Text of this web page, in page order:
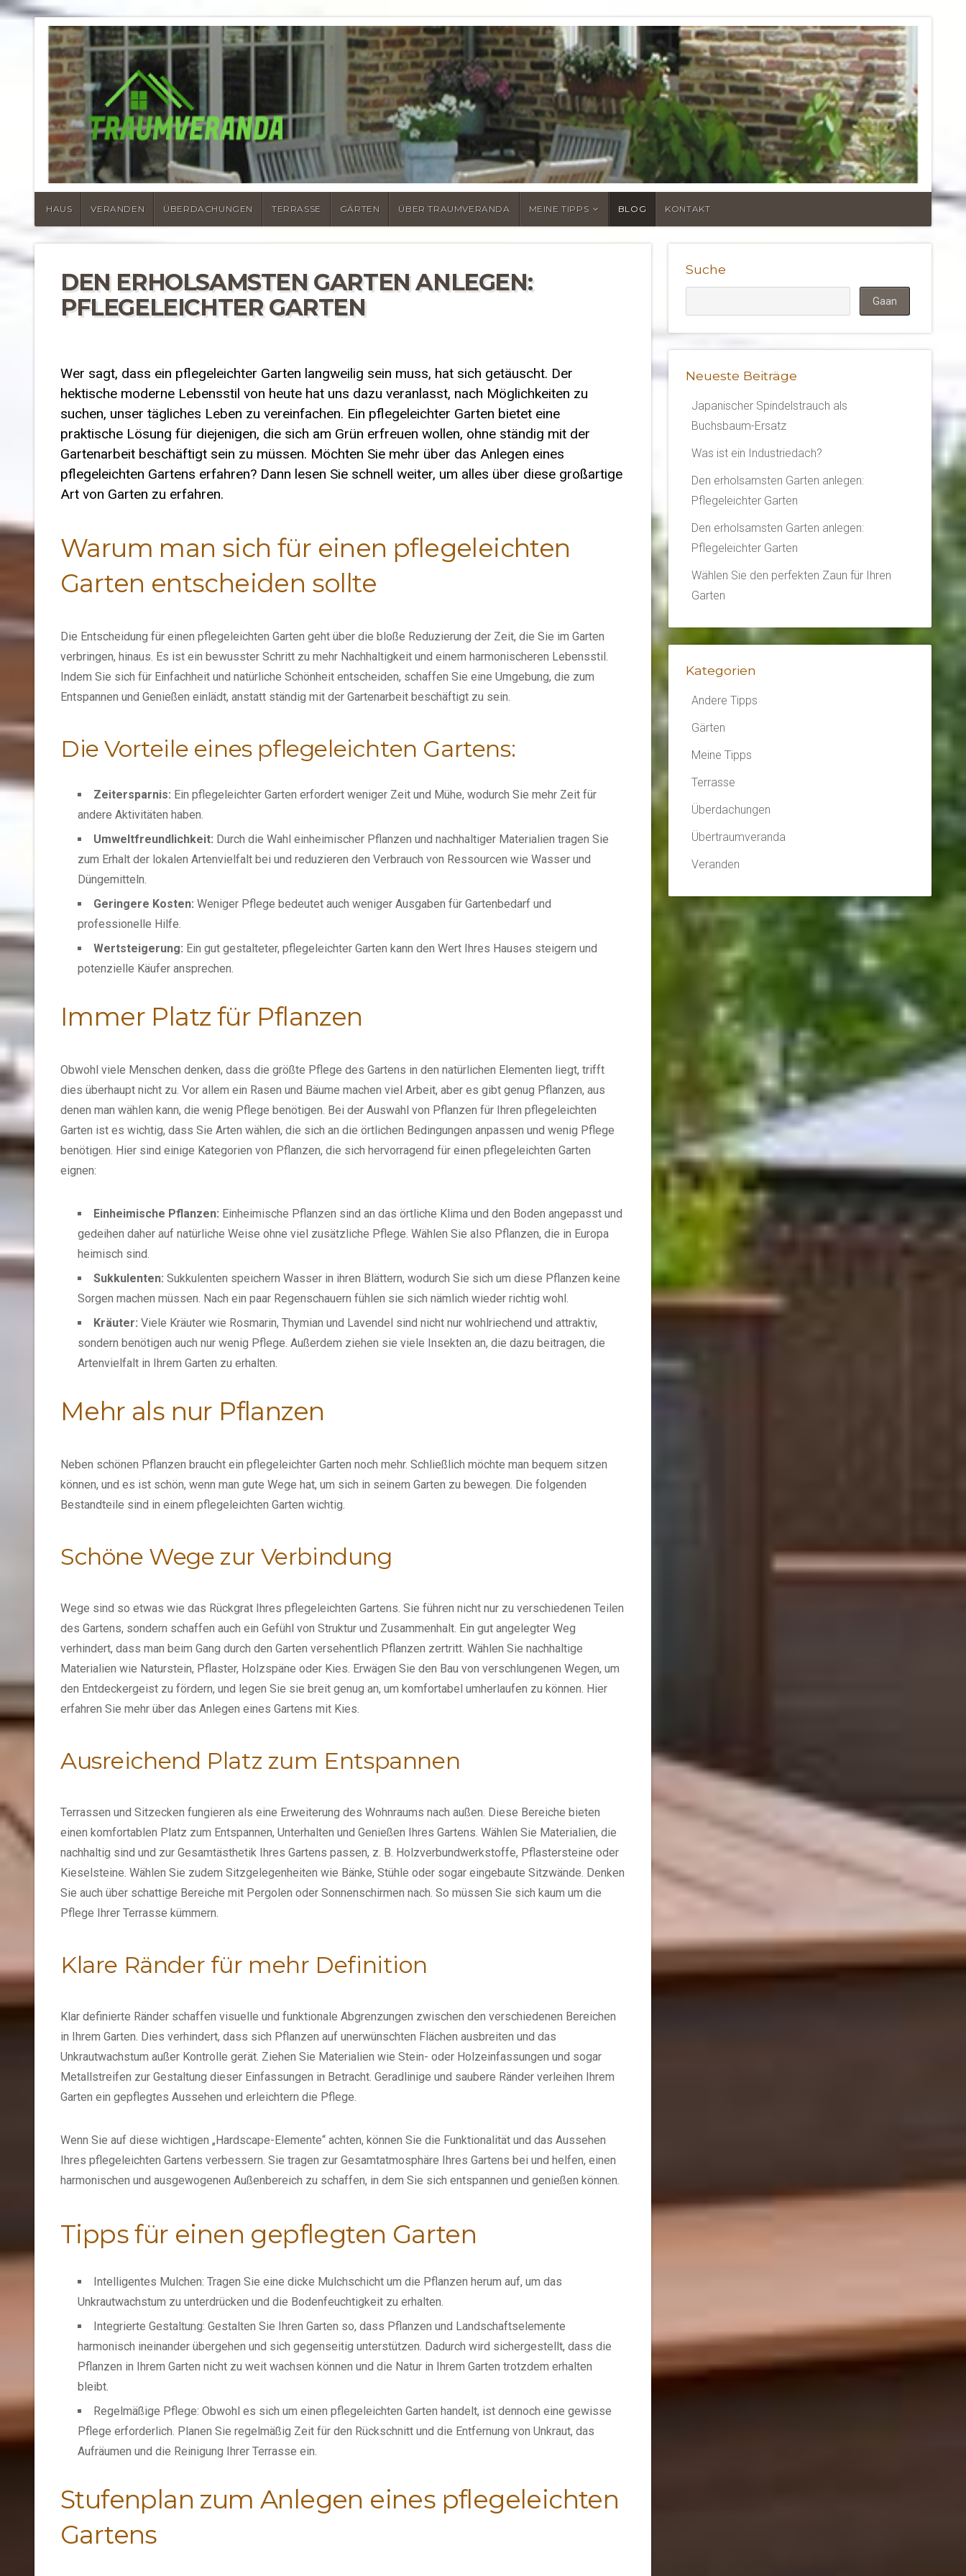
NACHRICHTEN UND FAKTEN ZU
TERRASSENÜBERDACHUNGEN UND VERANDEN
HAUS VERANDEN ÜBERDACHUNGEN TERRASSE GÄRTEN ÜBER TRAUMVERANDA MEINE TIPPS BLOG KONTAKT
DEN ERHOLSAMSTEN GARTEN ANLEGEN:
PFLEGELEICHTER GARTEN
Wer sagt, dass ein pflegeleichter Garten langweilig sein muss, hat sich getäuscht. Der
hektische moderne Lebensstil von heute hat uns dazu veranlasst, nach Möglichkeiten zu
suchen, unser tägliches Leben zu vereinfachen. Ein pflegeleichter Garten bietet eine
praktische Lösung für diejenigen, die sich am Grün erfreuen wollen, ohne ständig mit der
Gartenarbeit beschäftigt sein zu müssen. Möchten Sie mehr über das Anlegen eines
pflegeleichten Gartens erfahren? Dann lesen Sie schnell weiter, um alles über diese großartige
Art von Garten zu erfahren.
Warum man sich für einen pflegeleichten
Garten entscheiden sollte
Die Entscheidung für einen pflegeleichten Garten geht über die bloße Reduzierung der Zeit, die Sie im Garten
verbringen, hinaus. Es ist ein bewusster Schritt zu mehr Nachhaltigkeit und einem harmonischeren Lebensstil.
Indem Sie sich für Einfachheit und natürliche Schönheit entscheiden, schaffen Sie eine Umgebung, die zum
Entspannen und Genießen einlädt, anstatt ständig mit der Gartenarbeit beschäftigt zu sein.
Die Vorteile eines pflegeleichten Gartens:
Zeitersparnis: Ein pflegeleichter Garten erfordert weniger Zeit und Mühe, wodurch Sie mehr Zeit für
andere Aktivitäten haben.
Umweltfreundlichkeit: Durch die Wahl einheimischer Pflanzen und nachhaltiger Materialien tragen Sie
zum Erhalt der lokalen Artenvielfalt bei und reduzieren den Verbrauch von Ressourcen wie Wasser und
Düngemitteln.
Geringere Kosten: Weniger Pflege bedeutet auch weniger Ausgaben für Gartenbedarf und
professionelle Hilfe.
Wertsteigerung: Ein gut gestalteter, pflegeleichter Garten kann den Wert Ihres Hauses steigern und
potenzielle Käufer ansprechen.
Immer Platz für Pflanzen
Obwohl viele Menschen denken, dass die größte Pflege des Gartens in den natürlichen Elementen liegt, trifft
dies überhaupt nicht zu. Vor allem ein Rasen und Bäume machen viel Arbeit, aber es gibt genug Pflanzen, aus
denen man wählen kann, die wenig Pflege benötigen. Bei der Auswahl von Pflanzen für Ihren pflegeleichten
Garten ist es wichtig, dass Sie Arten wählen, die sich an die örtlichen Bedingungen anpassen und wenig Pflege
benötigen. Hier sind einige Kategorien von Pflanzen, die sich hervorragend für einen pflegeleichten Garten
eignen:
Einheimische Pflanzen: Einheimische Pflanzen sind an das örtliche Klima und den Boden angepasst und
gedeihen daher auf natürliche Weise ohne viel zusätzliche Pflege. Wählen Sie also Pflanzen, die in Europa
heimisch sind.
Sukkulenten: Sukkulenten speichern Wasser in ihren Blättern, wodurch Sie sich um diese Pflanzen keine
Sorgen machen müssen. Nach ein paar Regenschauern fühlen sie sich nämlich wieder richtig wohl.
Kräuter: Viele Kräuter wie Rosmarin, Thymian und Lavendel sind nicht nur wohlriechend und attraktiv,
sondern benötigen auch nur wenig Pflege. Außerdem ziehen sie viele Insekten an, die dazu beitragen, die
Artenvielfalt in Ihrem Garten zu erhalten.
Mehr als nur Pflanzen
Neben schönen Pflanzen braucht ein pflegeleichter Garten noch mehr. Schließlich möchte man bequem sitzen
können, und es ist schön, wenn man gute Wege hat, um sich in seinem Garten zu bewegen. Die folgenden
Bestandteile sind in einem pflegeleichten Garten wichtig.
Schöne Wege zur Verbindung
Wege sind so etwas wie das Rückgrat Ihres pflegeleichten Gartens. Sie führen nicht nur zu verschiedenen Teilen
des Gartens, sondern schaffen auch ein Gefühl von Struktur und Zusammenhalt. Ein gut angelegter Weg
verhindert, dass man beim Gang durch den Garten versehentlich Pflanzen zertritt. Wählen Sie nachhaltige
Materialien wie Naturstein, Pflaster, Holzspäne oder Kies. Erwägen Sie den Bau von verschlungenen Wegen, um
den Entdeckergeist zu fördern, und legen Sie sie breit genug an, um komfortabel umherlaufen zu können. Hier
erfahren Sie mehr über das Anlegen eines Gartens mit Kies.
Ausreichend Platz zum Entspannen
Terrassen und Sitzecken fungieren als eine Erweiterung des Wohnraums nach außen. Diese Bereiche bieten
einen komfortablen Platz zum Entspannen, Unterhalten und Genießen Ihres Gartens. Wählen Sie Materialien, die
nachhaltig sind und zur Gesamtästhetik Ihres Gartens passen, z. B. Holzverbundwerkstoffe, Pflastersteine oder
Kieselsteine. Wählen Sie zudem Sitzgelegenheiten wie Bänke, Stühle oder sogar eingebaute Sitzwände. Denken
Sie auch über schattige Bereiche mit Pergolen oder Sonnenschirmen nach. So müssen Sie sich kaum um die
Pflege Ihrer Terrasse kümmern.
Klare Ränder für mehr Definition
Klar definierte Ränder schaffen visuelle und funktionale Abgrenzungen zwischen den verschiedenen Bereichen
in Ihrem Garten. Dies verhindert, dass sich Pflanzen auf unerwünschten Flächen ausbreiten und das
Unkrautwachstum außer Kontrolle gerät. Ziehen Sie Materialien wie Stein- oder Holzeinfassungen und sogar
Metallstreifen zur Gestaltung dieser Einfassungen in Betracht. Geradlinige und saubere Ränder verleihen Ihrem
Garten ein gepflegtes Aussehen und erleichtern die Pflege.
Wenn Sie auf diese wichtigen „Hardscape-Elemente“ achten, können Sie die Funktionalität und das Aussehen
Ihres pflegeleichten Gartens verbessern. Sie tragen zur Gesamtatmosphäre Ihres Gartens bei und helfen, einen
harmonischen und ausgewogenen Außenbereich zu schaffen, in dem Sie sich entspannen und genießen können.
Tipps für einen gepflegten Garten
Intelligentes Mulchen: Tragen Sie eine dicke Mulchschicht um die Pflanzen herum auf, um das
Unkrautwachstum zu unterdrücken und die Bodenfeuchtigkeit zu erhalten.
Integrierte Gestaltung: Gestalten Sie Ihren Garten so, dass Pflanzen und Landschaftselemente
harmonisch ineinander übergehen und sich gegenseitig unterstützen. Dadurch wird sichergestellt, dass die
Pflanzen in Ihrem Garten nicht zu weit wachsen können und die Natur in Ihrem Garten trotzdem erhalten
bleibt.
Regelmäßige Pflege: Obwohl es sich um einen pflegeleichten Garten handelt, ist dennoch eine gewisse
Pflege erforderlich. Planen Sie regelmäßig Zeit für den Rückschnitt und die Entfernung von Unkraut, das
Aufräumen und die Reinigung Ihrer Terrasse ein.
Stufenplan zum Anlegen eines pflegeleichten
Gartens
Suche
Neueste Beiträge
Japanischer Spindelstrauch als
Buchsbaum-Ersatz
Was ist ein Industriedach?
Den erholsamsten Garten anlegen:
Pflegeleichter Garten
Den erholsamsten Garten anlegen:
Pflegeleichter Garten
Wählen Sie den perfekten Zaun für Ihren
Garten
Kategorien
Andere Tipps
Gärten
Meine Tipps
Terrasse
Überdachungen
Übertraumveranda
Veranden